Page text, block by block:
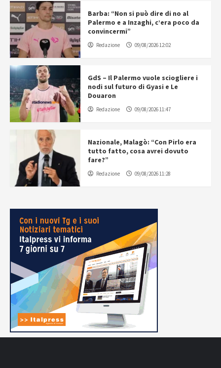
Barba: “Non si può dire di no al
Palermo e a Inzaghi, c’era poco da
convincermi”
Redazione 09/08/2026 12:02
GdS – Il Palermo vuole sciogliere i
nodi sul futuro di Gyasi e Le
Douaron
Redazione 09/08/2026 11:47
Nazionale, Malagò: “Con Pirlo era
tutto fatto, cosa avrei dovuto
fare?”
Redazione 09/08/2026 11:28